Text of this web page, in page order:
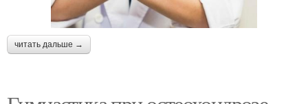
читать дальше →